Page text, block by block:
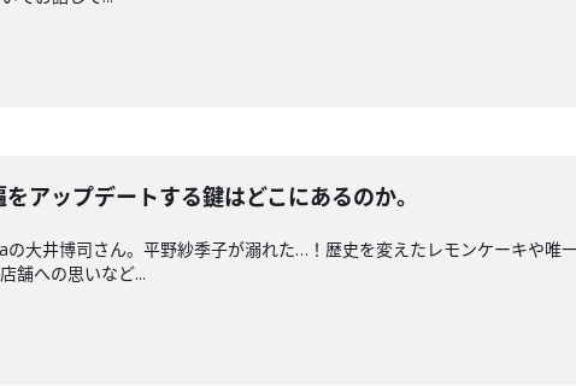
アップデートする鍵はどこにあるのか。
大井博司さん。平野紗季子が溺れた…！歴史を変えたレモンケーキや唯
舗への思いなど...